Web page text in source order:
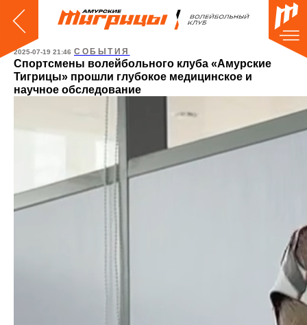
2025-07-19 21:46 СОБЫТИЯ
Спортсмены волейбольного клуба «Амурские
Тигрицы» прошли глубокое медицинское и
научное обследование